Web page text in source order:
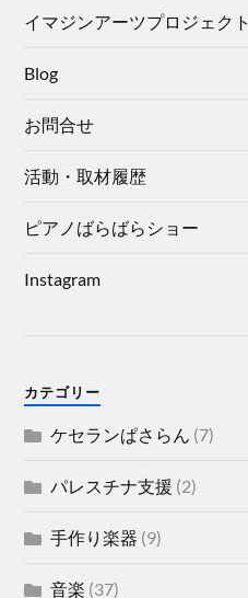
イマジンアーツプロジェクト
Blog
お問合せ
活動・取材履歴
ピアノばらばらショー
Instagram
カテゴリー
ケセランぱさらん (7)
パレスチナ支援 (2)
手作り楽器 (9)
音楽 (37)